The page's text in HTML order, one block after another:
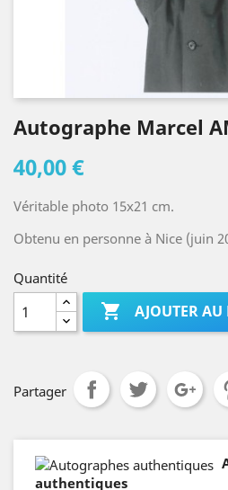
Autographe Marcel
40,00 €
Véritable photo 15x21 cm.
Obtenu en personne à Nice (juin
Quantité
 AJOUTER
Partager
authentiques